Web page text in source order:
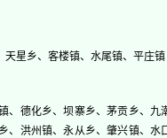
星乡、客楼镇、水尾镇、平庄镇
德化乡、坝寨乡、茅贡乡、九
洪州镇、永从乡、肇兴镇、水